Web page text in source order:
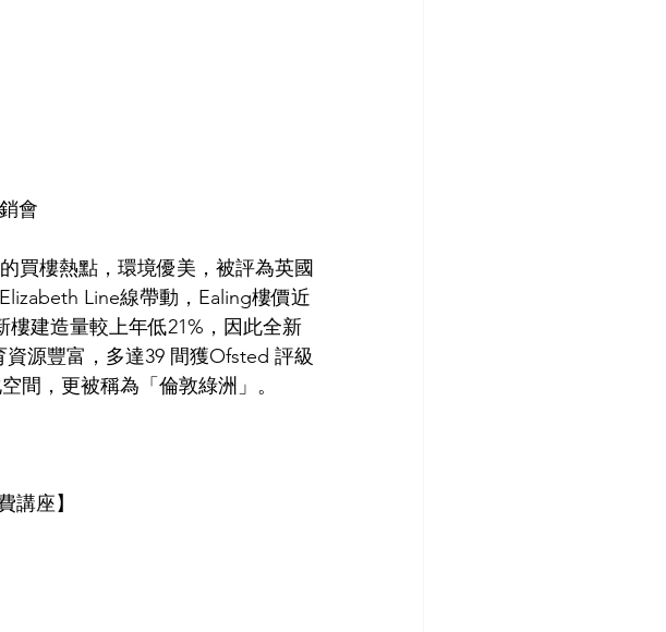
會
買樓熱點，環境優美，被評為英國
Line線帶動，Ealing樓價近
建造量較上年低21%，因此全新
源豐富，多達39 間獲Ofsted 評級
間，更被稱為「倫敦綠洲」。
講座】